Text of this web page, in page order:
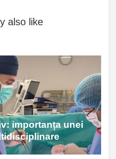
also like
importanța unei